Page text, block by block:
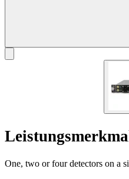
One, two or four detectors on a